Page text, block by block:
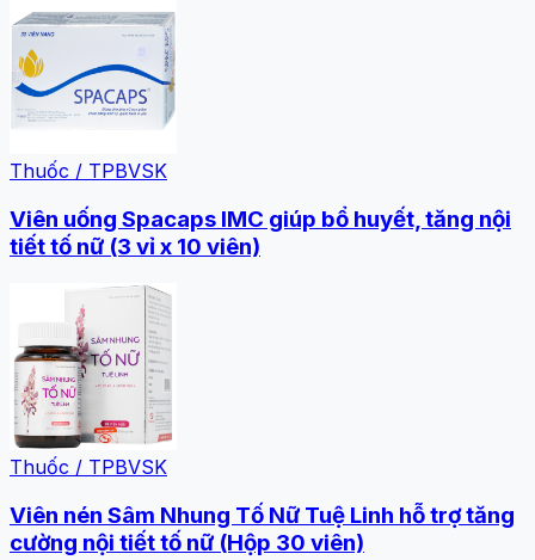
Thuốc / TPBVSK
Viên uống Spacaps IMC giúp bổ huyết, tăng nội
tiết tố nữ (3 vỉ x 10 viên)
Thuốc / TPBVSK
Viên nén Sâm Nhung Tố Nữ Tuệ Linh hỗ trợ tăng
cường nội tiết tố nữ (Hộp 30 viên)